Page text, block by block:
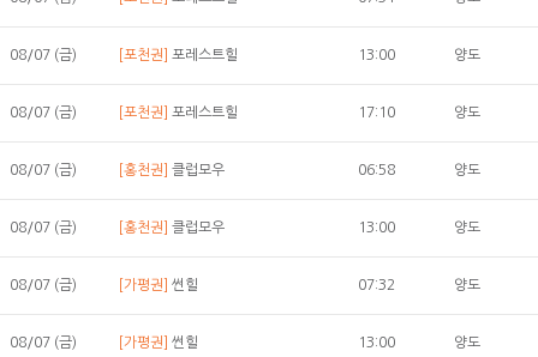
08/07 (금) [포천권] 포레스트힐 13:00 양도
08/07 (금) [포천권] 포레스트힐 17:10 양도
08/07 (금) [홍천권] 클럽모우 06:58 양도
08/07 (금) [홍천권] 클럽모우 13:00 양도
08/07 (금) [가평권] 썬힐 07:32 양도
08/07 (금) [가평권] 썬힐 13:00 양도